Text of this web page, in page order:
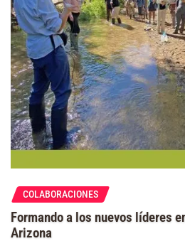
COLABORACIONES
Formando a los nuevos líderes
Arizona